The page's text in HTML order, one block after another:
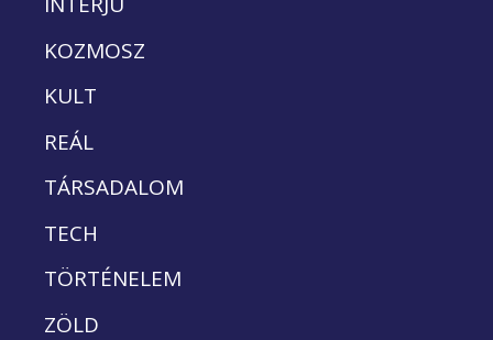
KOZMOSZ
KULT
REÁL
TÁRSADALOM
TECH
TÖRTÉNELEM
ZÖLD